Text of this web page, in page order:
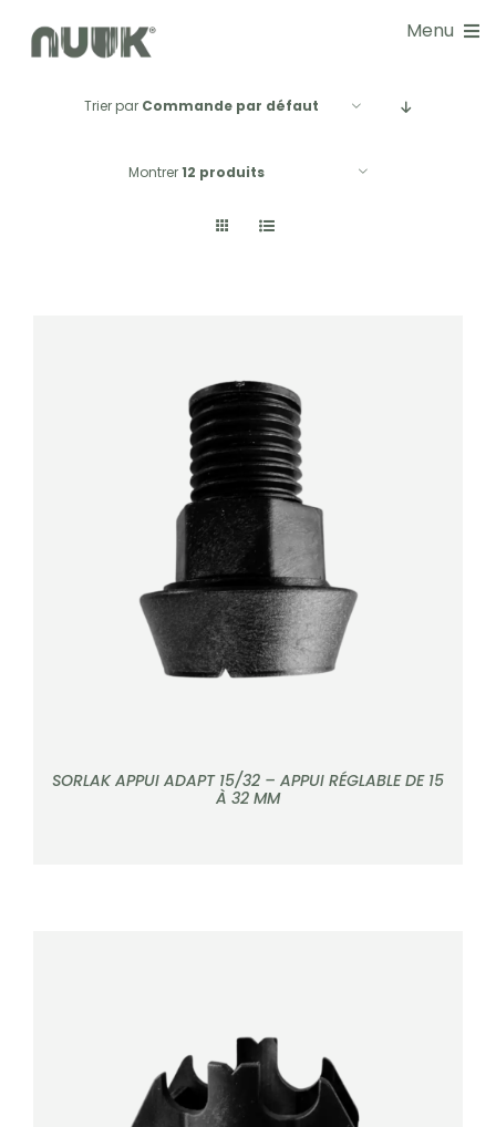
contenu
Menu
NOS SOLUTIONS
DOCUMENTATIONS
Trier par Commande par défaut
Montrer12 produits
DÉTAILS
SORLAK APPUI ADAPT 15/32 – APPUI RÉGLABLE DE 15
À 32 MM